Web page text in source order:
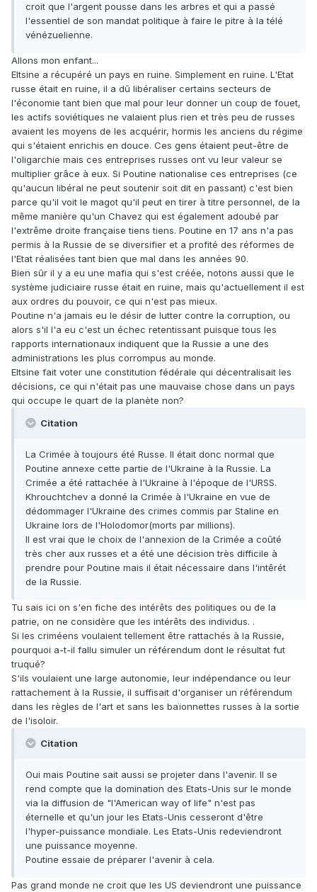
croit que l'argent pousse dans les arbres et qui a passé
l'essentiel de son mandat politique à faire le pitre à la télé
vénézuelienne.
Allons mon enfant...
Eltsine a récupéré un pays en ruine. Simplement en ruine. L'Etat
russe était en ruine, il a dû libéraliser certains secteurs de
l'économie tant bien que mal pour leur donner un coup de fouet,
les actifs soviétiques ne valaient plus rien et très peu de russes
avaient les moyens de les acquérir, hormis les anciens du régime
qui s'étaient enrichis en douce. Ces gens étaient peut-être de
l'oligarchie mais ces entreprises russes ont vu leur valeur se
multiplier grâce à eux. Si Poutine nationalise ces entreprises (ce
qu'aucun libéral ne peut soutenir soit dit en passant) c'est bien
parce qu'il voit le magot qu'il peut en tirer à titre personnel, de la
même manière qu'un Chavez qui est également adoubé par
l'extrême droite française tiens tiens. Poutine en 17 ans n'a pas
permis à la Russie de se diversifier et a profité des réformes de
l'Etat réalisées tant bien que mal dans les années 90.
Bien sûr il y a eu une mafia qui s'est créée, notons aussi que le
système judiciaire russe était en ruine, mais qu'actuellement il est
aux ordres du pouvoir, ce qui n'est pas mieux.
Poutine n'a jamais eu le désir de lutter contre la corruption, ou
alors s'il l'a eu c'est un échec retentissant puisque tous les
rapports internationaux indiquent que la Russie a une des
administrations les plus corrompus au monde.
Eltsine fait voter une constitution fédérale qui décentralisait les
décisions, ce qui n'était pas une mauvaise chose dans un pays
qui occupe le quart de la planète non?
Citation
La Crimée à toujours été Russe. Il était donc normal que
Poutine annexe cette partie de l'Ukraine à la Russie. La
Crimée a été rattachée à l'Ukraine à l'époque de l'URSS.
Khrouchtchev a donné la Crimée à l'Ukraine en vue de
dédommager l'Ukraine des crimes commis par Staline en
Ukraine lors de l'Holodomor(morts par millions).
Il est vrai que le choix de l'annexion de la Crimée a coûté
très cher aux russes et a été une décision très difficile à
prendre pour Poutine mais il était nécessaire dans l'intêrét
de la Russie.
Tu sais ici on s'en fiche des intérêts des politiques ou de la
patrie, on ne considère que les intérêts des individus. .
Si les criméens voulaient tellement être rattachés à la Russie,
pourquoi a-t-il fallu simuler un référendum dont le résultat fut
truqué?
S'ils voulaient une large autonomie, leur indépendance ou leur
rattachement à la Russie, il suffisait d'organiser un référendum
dans les règles de l'art et sans les baïonnettes russes à la sortie
de l'isoloir.
Citation
Oui mais Poutine sait aussi se projeter dans l'avenir. Il se
rend compte que la domination des Etats-Unis sur le monde
via la diffusion de "l'American way of life" n'est pas
éternelle et qu'un jour les Etats-Unis cesseront d'être
l'hyper-puissance mondiale. Les Etats-Unis redeviendront
une puissance moyenne.
Poutine essaie de préparer l'avenir à cela.
Pas grand monde ne croit que les US deviendront une puissance